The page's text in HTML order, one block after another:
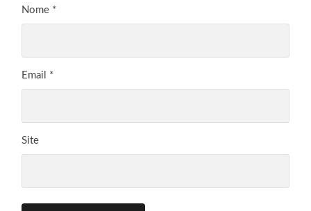
Nome *
Email *
Site